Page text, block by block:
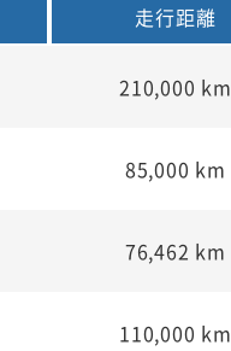
走行距離
210,000 km
85,000 km
76,462 km
110,000 km